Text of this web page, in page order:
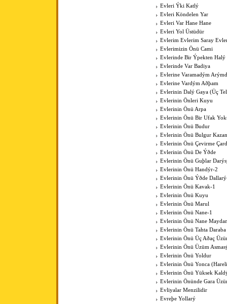
Evleri Ýki Katlý
Evleri Köndelen Yar
Evleri Var Hane Hane
Evleri Yol Üstüdür
Evlerim Evlerim Saray
Evlerimizin Önü Cami
Evlerinde Bir Ýpekten Halý
Evlerinde Var Badiya
Evlerine Varamadým
Evlerine Vardým Aðþam
Evlerinin Dalý Gaya (Üç
Evlerinin Önleri Kuyu
Evlerinin Önü Arpa
Evlerinin Önü Bir Ufak
Evlerinin Önü Budur
Evlerinin Önü Bulgur
Evlerinin Önü Çevirme
Evlerinin Önü De Ýðde
Evlerinin Önü Guþlar
Evlerinin Önü Handýr-2
Evlerinin Önü Ýðde
Evlerinin Önü Kavak-1
Evlerinin Önü Kuyu
Evlerinin Önü Marul
Evlerinin Önü Nane-1
Evlerinin Önü Nane
Evlerinin Önü Tahta Daraba
Evlerinin Önü Üç Aðaç
Evlerinin Önü Üzüm
Evlerinin Önü Yoldur
Evlerinin Önü Yonca
Evlerinin Önü Yüksek
Evlerinin Önünde Gara
Evliyalar Menzilidir
Evreþe Yollarý